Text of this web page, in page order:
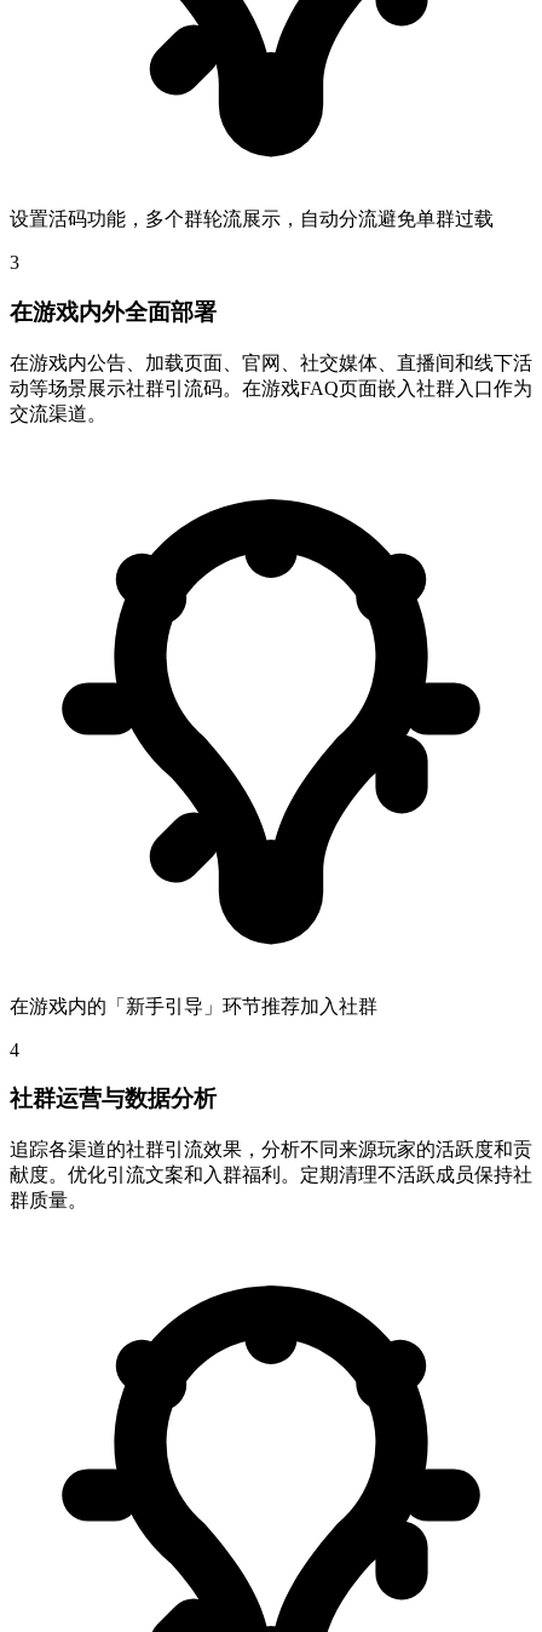
设置活码功能，多个群轮流展示，自动分流避免单群过载
3
在游戏内外全面部署
在游戏内公告、加载页面、官网、社交媒体、直播间和线下活
动等场景展示社群引流码。在游戏FAQ页面嵌入社群入口作为
交流渠道。
在游戏内的「新手引导」环节推荐加入社群
4
社群运营与数据分析
追踪各渠道的社群引流效果，分析不同来源玩家的活跃度和贡
献度。优化引流文案和入群福利。定期清理不活跃成员保持社
群质量。